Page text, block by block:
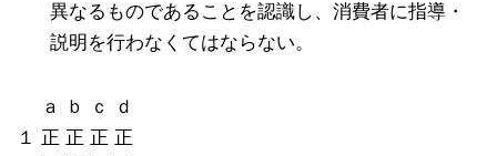
異なるものであることを認識し、消費者に指導・
説明を行わなくてはならない。
ａ ｂ ｃ ｄ
１ 正 正 正 正